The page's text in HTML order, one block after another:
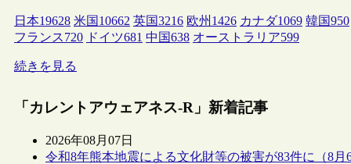
日本19628 米国 10662 英国3216 欧州 1426 カナダ1069 韓国950
フランス720 ドイツ681 中国638 オーストラリア599
続きを見る
「カレントアウェアネス-R」新着記事
2026年08月07日
令和8年熊本地震による文化財等の被害が83件に（8月